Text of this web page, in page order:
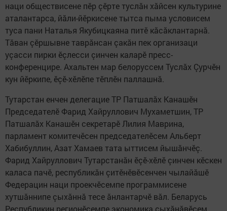
наци обществисене пӗр çӗрте туслăн хăйсен культурине
аталантарса, йăли-йӗркисене тытса пыма условисем
туса пани Наталья Якубицкаяна питӗ кăсăклантарнă.
Тăван çӗршывне таврăнсан çакăн пек организаци
уçасси пирки ӗçлесси çинчен каларӗ пресс-
конференцире. Ахальтен мар белоруссем Туслăх Çурчӗн
кун йӗркипе, ӗçӗ-хӗлӗпе тӗплӗн паллашнă.
Тутарстан енчен делегацие ТР Патшалăх Канашӗн
Председателӗ Фарид Хайруллович Мухаметшин, ТР
Патшалăх Канашӗн секретарӗ Лилия Маврина,
парламент комитечӗсен председателӗсем Альберт
Хабибуллин, Азат Хамаев тата ыттисем йышăнчӗç.
Фарид Хайруллович Тутарстанăн ӗçӗ-хӗлӗ çинчен кӗскен
каласа пачӗ, республикăн çитӗнӗвӗсенчен чылайăшӗ
Федерацин наци проекчӗсемпе программисене
хутшăннипе çыхăннă тесе ăнлантарчӗ вăл. Беларусь
Республикин регионӗсемпе экономика çыхăнăвӗсем